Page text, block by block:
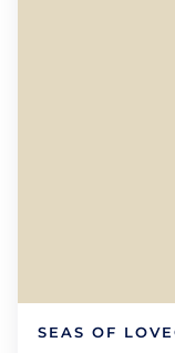
SEAS OF